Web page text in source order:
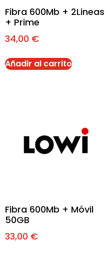
Fibra 600Mb + 2Lineas
+ Prime
34,00 €
Añadir al carrito
Fibra 600Mb + Móvil
50GB
33,00 €